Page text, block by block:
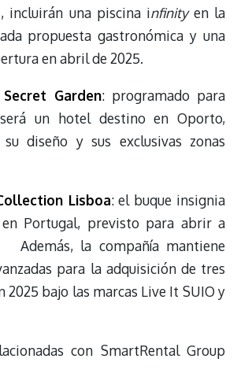
incluirán una piscina infinityen la
propuesta gastronómica y una
en abril de 2025.
Garden: programado para
un hotel destino en Oporto,
diseño y sus exclusivas zonas
Lisboa: el buque insignia
Portugal, previsto para abrir a
Además, la compañía mantiene
para la adquisición de tres
2025 bajo las marcas Live It SUIO y
con SmartRental Group